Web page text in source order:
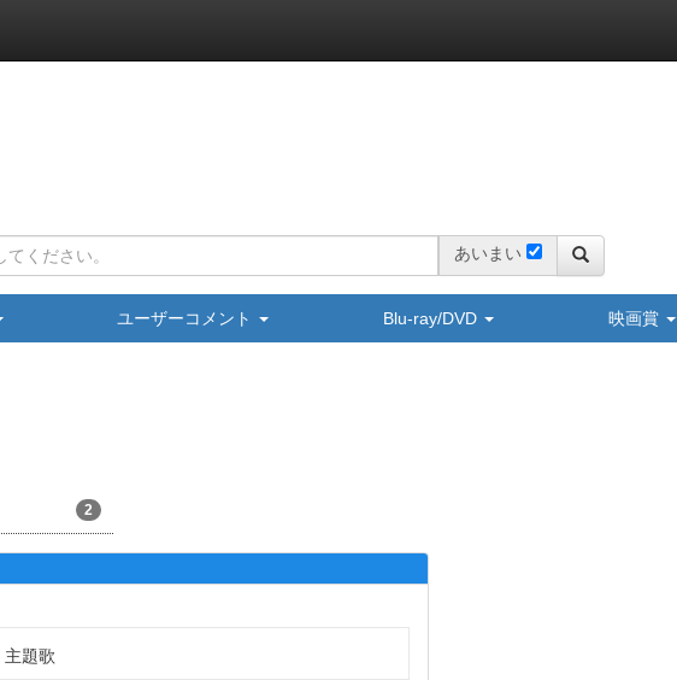
あいまい
ユーザーコメント Blu-ray/DVD 映画賞
2
主題歌